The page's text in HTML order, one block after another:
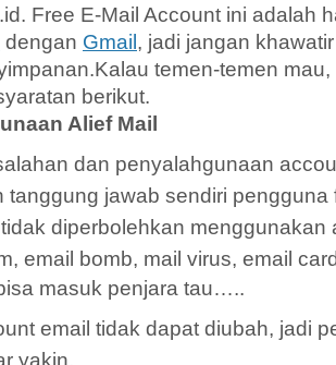
Free E-Mail Account ini adalah
dengan Gmail, jadi jangan
temen-temen
berikut.
Alief Mail
dan penyalahgunaan
tanggung jawab sendiri pengguna
diperbolehkan menggunakan
email bomb, mail virus, email
masuk penjara tau…..
email tidak dapat diubah, jadi
yakin.